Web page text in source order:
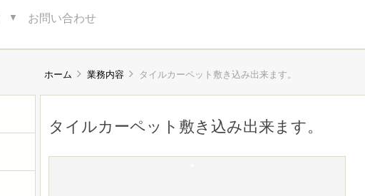
▼ お問い合わせ
ホーム 業務内容 タイルカーペット敷き込み出来ます。
タイルカーペット敷き込み出来ます。